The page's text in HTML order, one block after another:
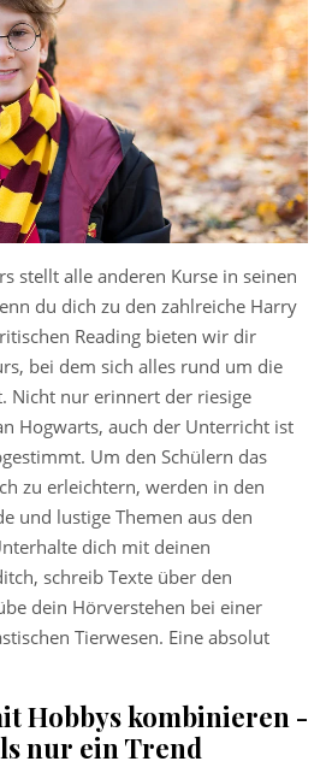
stellt alle anderen Kurse in seinen
du dich zu den zahlreiche Harry
Reading bieten wir dir
bei dem sich alles rund um die
Nicht nur erinnert der riesige
Hogwarts, auch der Unterricht ist
Um den Schülern das
zu erleichtern, werden in den
und lustige Themen aus den
dich mit deinen
schreib Texte über den
dein Hörverstehen bei einer
Tierwesen. Eine absolut
Hobbys kombinieren -
nur ein Trend